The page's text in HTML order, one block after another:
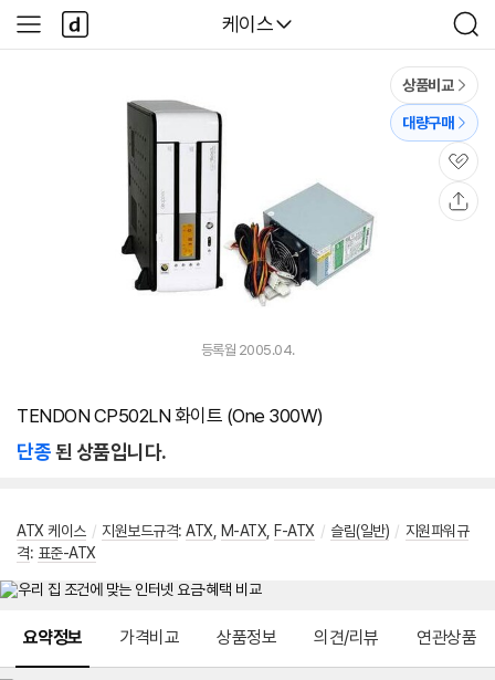
다나와
케이스
검
색
사
이
다
나
와
상품비교
대량구매
관
심
등록월 2005.04.
TENDON CP502LN 화이트 (One 300W)
단종된 상품입니다.
ATX 케이스 / 지원보드규격: ATX M-ATX F-ATX / 슬림(일반) / 지원파워규
격: 표준-ATX
요약정보 가격비교 상품정보 의견/리뷰 연관상품